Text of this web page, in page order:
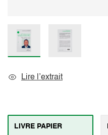
Lire l’extrait
LIVRE PAPIER